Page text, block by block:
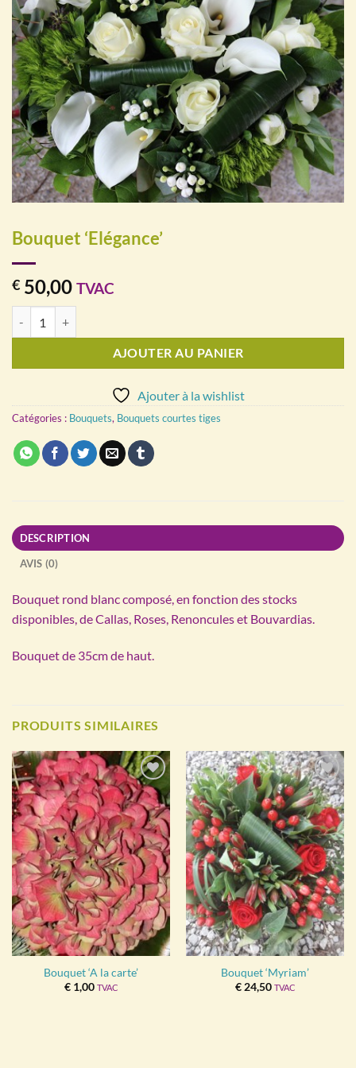
Bouquet ‘Elégance’
€ 50,00 TVAC
AJOUTER AU PANIER
Ajouter à la wishlist
Catégories : Bouquets, Bouquets courtes tiges
DESCRIPTION
AVIS (0)
Bouquet rond blanc composé, en fonction des stocks
disponibles, de Callas, Roses, Renoncules et Bouvardias.
Bouquet de 35cm de haut.
PRODUITS SIMILAIRES
Ajouter
à la
wishlist
Bouquet ‘A la carte’
€1,00 TVAC
Ajouter
à la
wishlist
Bouquet ‘Myriam’
€24,50 TVAC